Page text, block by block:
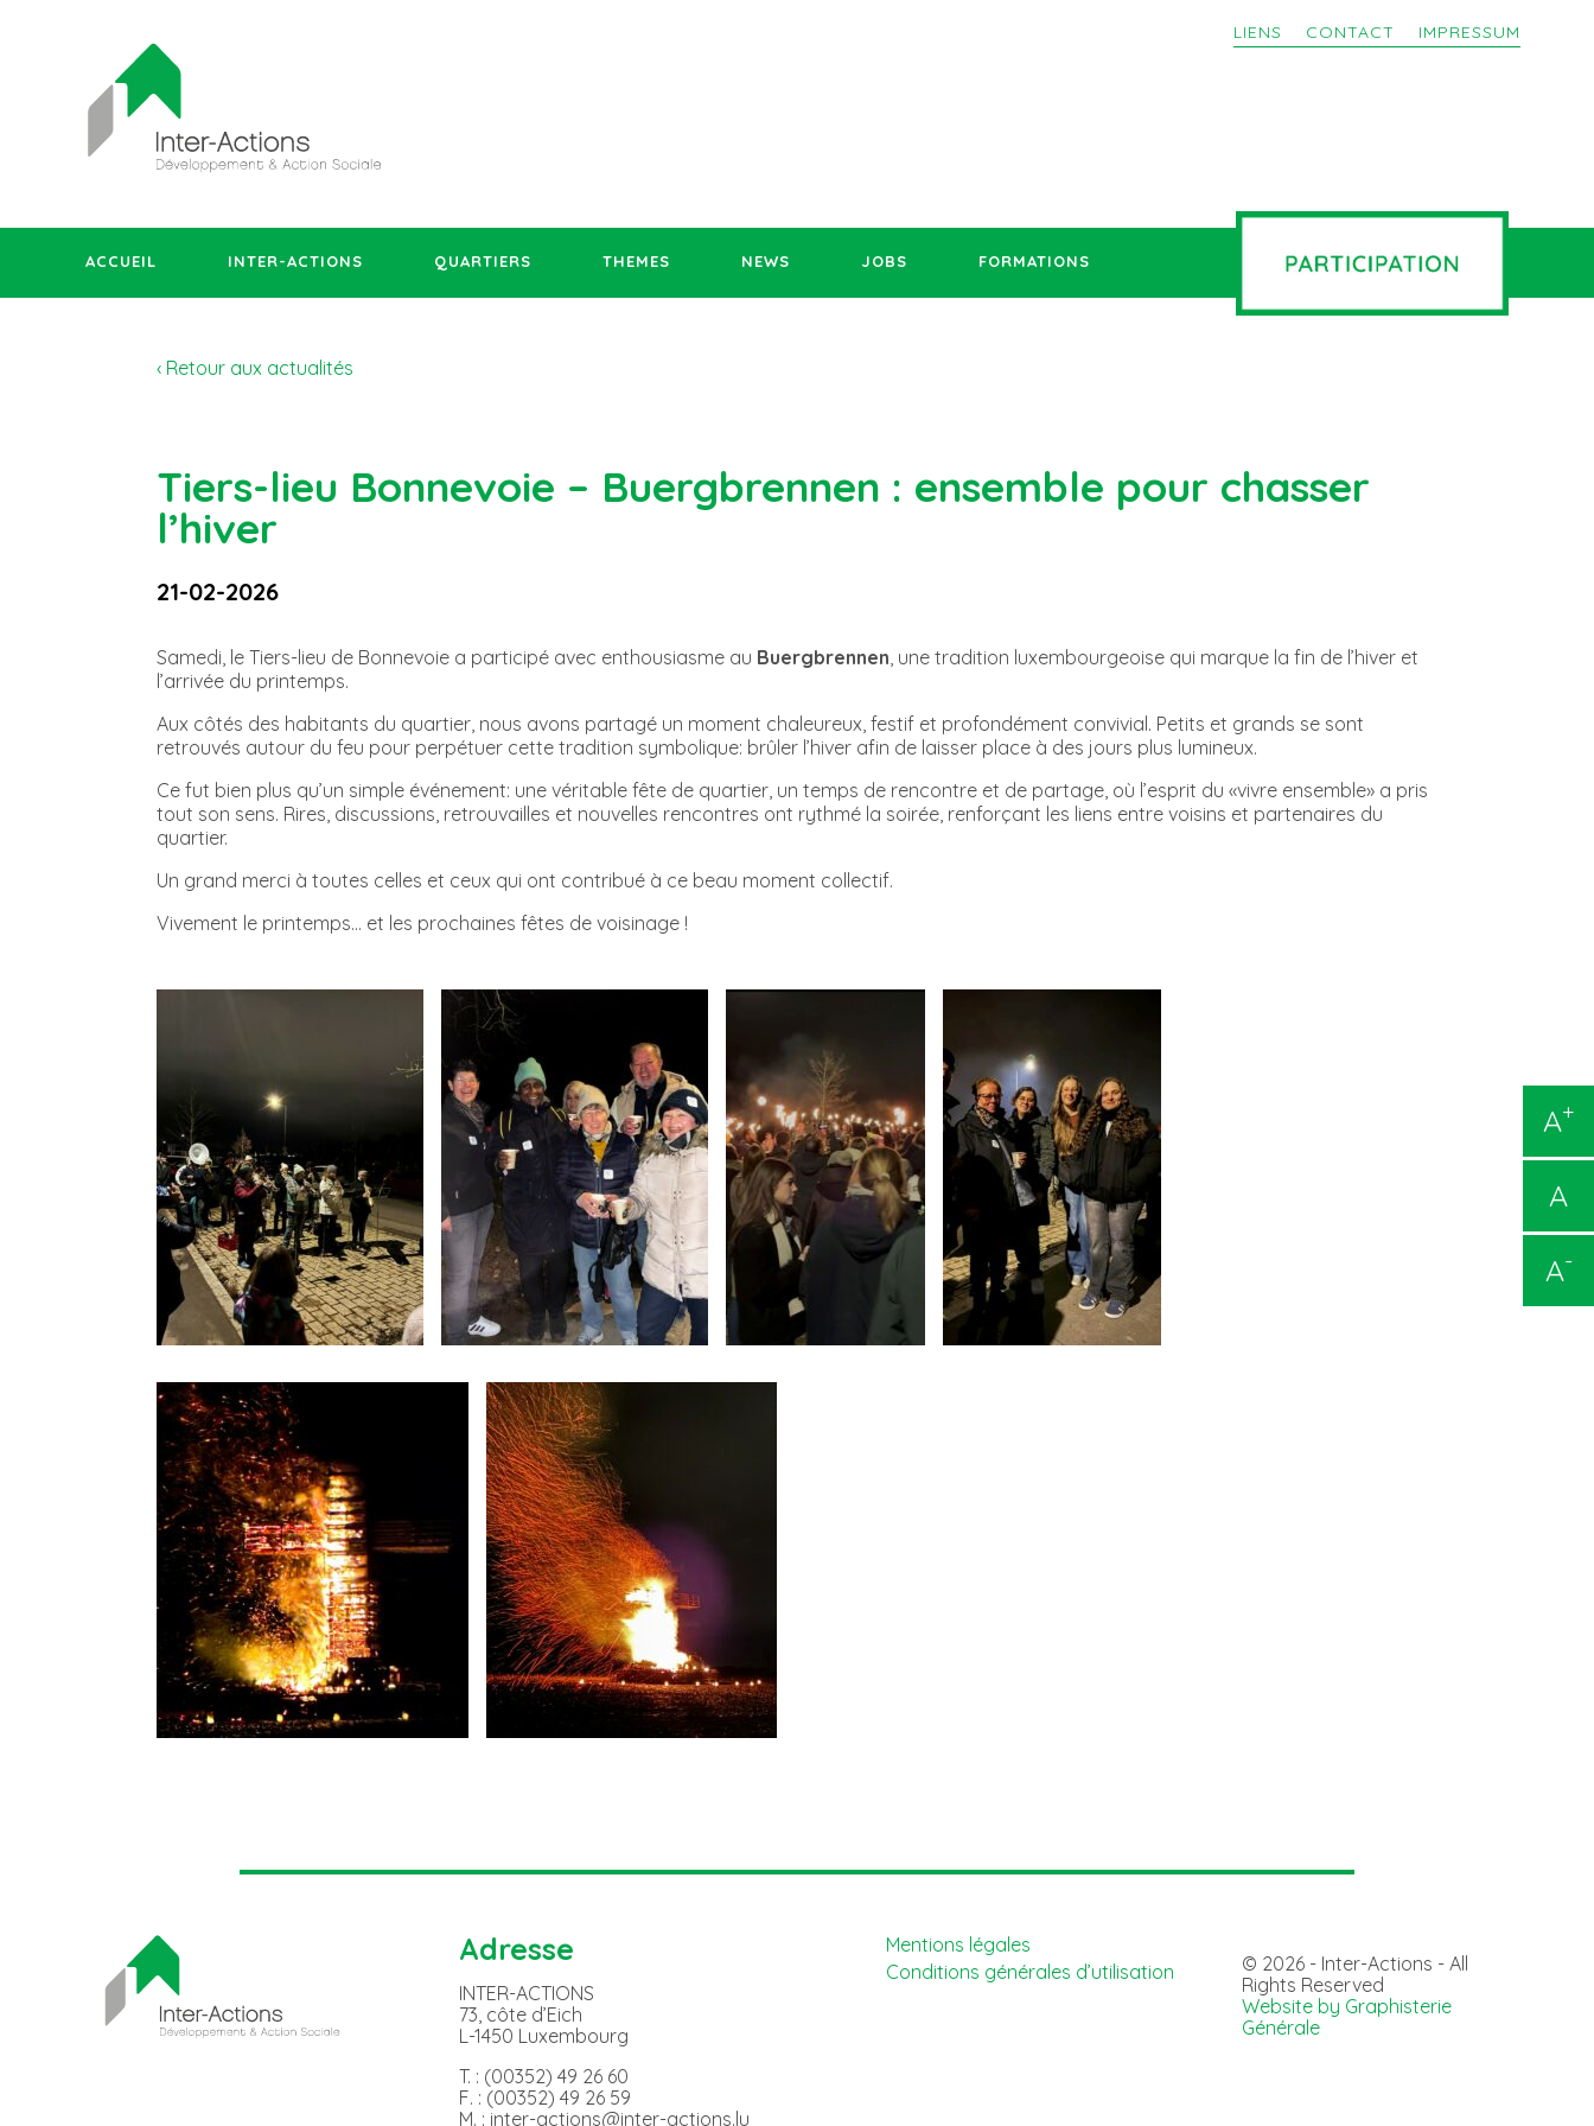
LIENS CONTACT IMPRESSUM
ACCUEIL INTER-ACTIONS QUARTIERS THEMES NEWS JOBS FORMATIONS
A+
A
A-
‹ Retour aux actualités
Tiers-lieu Bonnevoie – Buergbrennen : ensemble pour chasser
l’hiver
21-02-2026
Samedi, le Tiers-lieu de Bonnevoie a participé avec enthousiasme au Buergbrennen , une tradition luxembourgeoise qui marque la fin de l’hiver et
l’arrivée du printemps.
Aux côtés des habitants du quartier, nous avons partagé un moment chaleureux, festif et profondément convivial. Petits et grands se sont
retrouvés autour du feu pour perpétuer cette tradition symbolique: brûler l’hiver afin de laisser place à des jours plus lumineux.
Ce fut bien plus qu’un simple événement: une véritable fête de quartier, un temps de rencontre et de partage, où l’esprit du «vivre ensemble» a pris
tout son sens. Rires, discussions, retrouvailles et nouvelles rencontres ont rythmé la soirée, renforçant les liens entre voisins et partenaires du
quartier.
Un grand merci à toutes celles et ceux qui ont contribué à ce beau moment collectif.
Vivement le printemps… et les prochaines fêtes de voisinage !
Adresse
INTER-ACTIONS
73, côte d’Eich
L-1450 Luxembourg
T. : (00352) 49 26 60
F. : (00352) 49 26 59
M. : inter-actions@inter-actions.lu
Mentions légales
Conditions générales d’utilisation
© 2026 - Inter-Actions - All
Rights Reserved
Website by Graphisterie
Générale